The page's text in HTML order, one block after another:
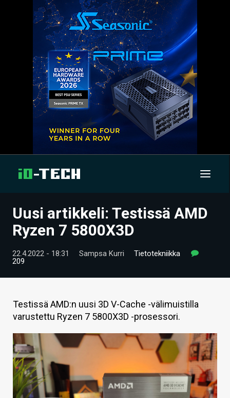
UUTISET
VIDEOT
TIETOA
KAUPPA
VAIHDA TEEMA
Uusi artikkeli: Testissä AMD
Ryzen 7 5800X3D
22.4.2022 - 18:31 Sampsa Kurri
Tietotekniikka
209
Testissä AMD:n uusi 3D V-Cache -välimuistilla
varustettu Ryzen 7 5800X3D -prosessori.